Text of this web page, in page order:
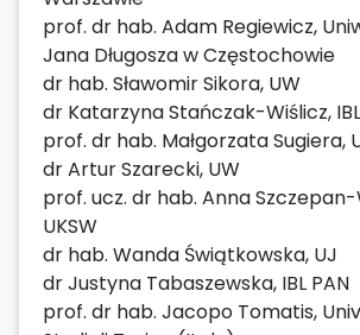
prof. dr hab. Adam Regiewicz,
Jana Długosza w Częstochowie
dr hab. Sławomir Sikora, UW
dr Katarzyna Stańczak-Wiślicz,
prof. dr hab. Małgorzata Sugiera,
dr Artur Szarecki, UW
prof. ucz. dr hab. Anna
UKSW
dr hab. Wanda Świątkowska, UJ
dr Justyna Tabaszewska, IBL PAN
prof. dr hab. Jacopo Tomatis,